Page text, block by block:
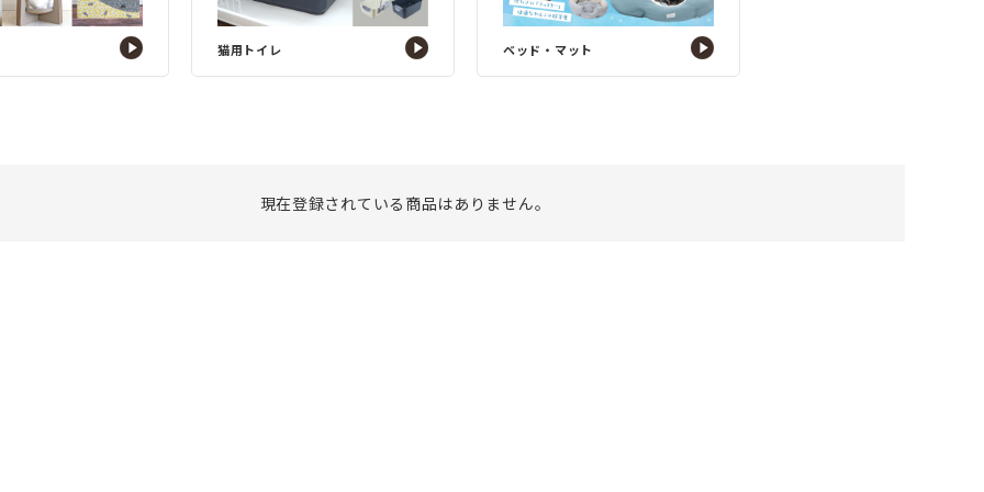
猫用トイレ ベッド・マット
現在登録されている商品はありません。